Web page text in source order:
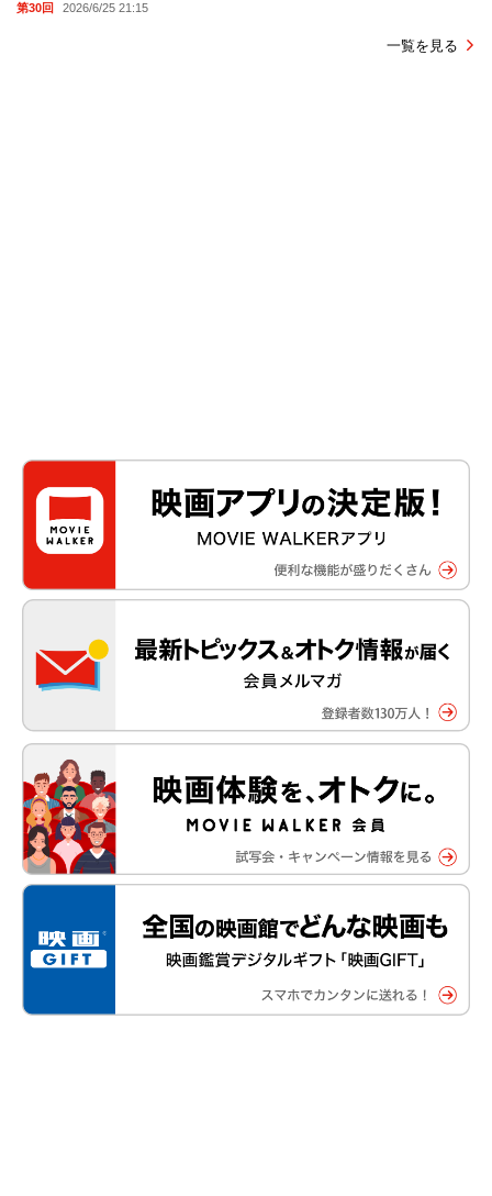
第30回 2026/6/25 21:15
一覧を見る